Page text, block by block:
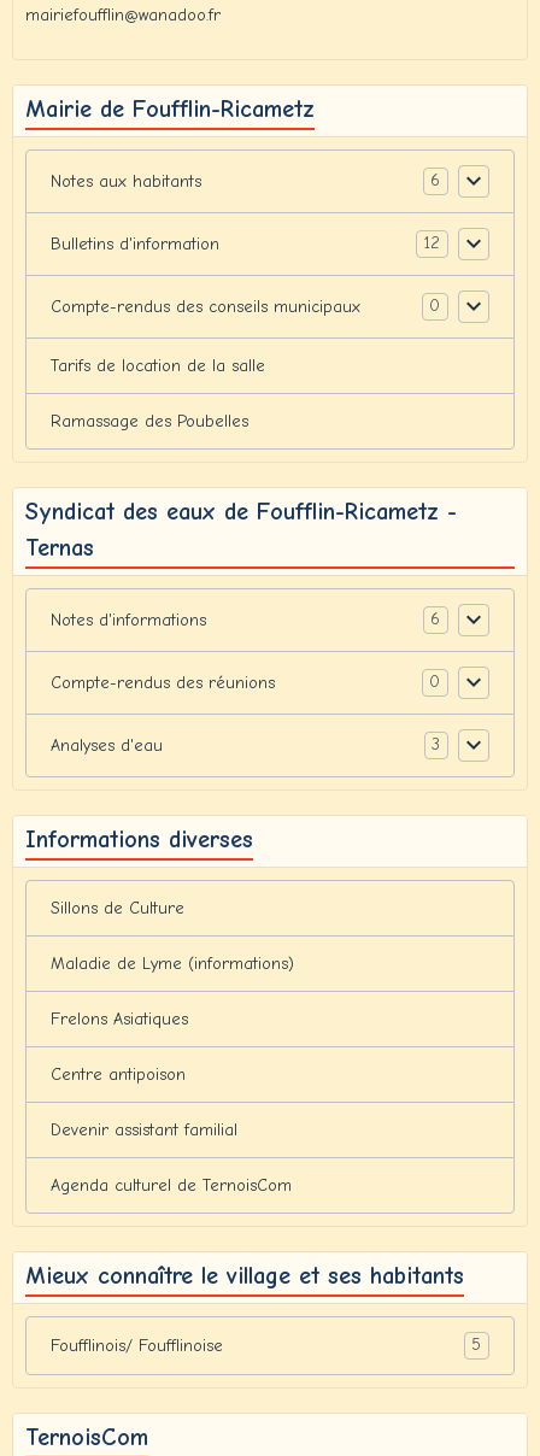
mairiefoufflin@wanadoo.fr
Mairie de Foufflin-Ricametz
Notes aux habitants 6
Bulletins d'information 12
Compte-rendus des conseils municipaux 0
Tarifs de location de la salle
Ramassage des Poubelles
Syndicat des eaux de Foufflin-Ricametz -
Ternas
Notes d'informations 6
Compte-rendus des réunions 0
Analyses d'eau 3
Informations diverses
Sillons de Culture
Maladie de Lyme (informations)
Frelons Asiatiques
Centre antipoison
Devenir assistant familial
Agenda culturel de TernoisCom
Mieux connaître le village et ses habitants
Foufflinois/ Foufflinoise 5
TernoisCom